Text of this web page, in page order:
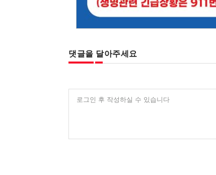
댓글을 달아주세요
로그인 후 작성하실 수 있습니다